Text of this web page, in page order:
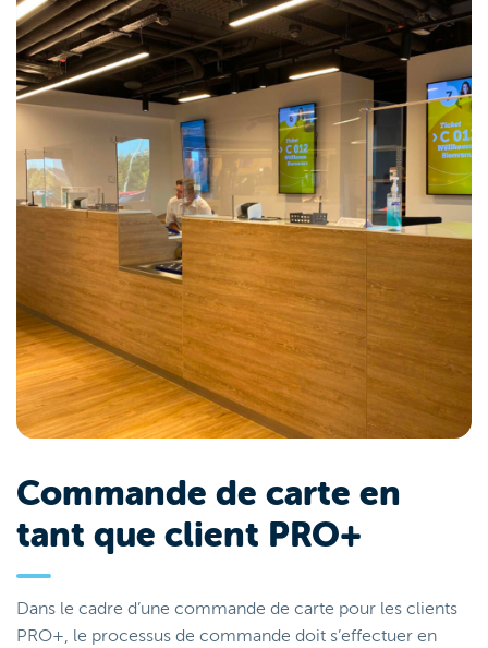
Commande de carte en
tant que client PRO+
Dans le cadre d’une commande de carte pour les clients
PRO+, le processus de commande doit s’effectuer en